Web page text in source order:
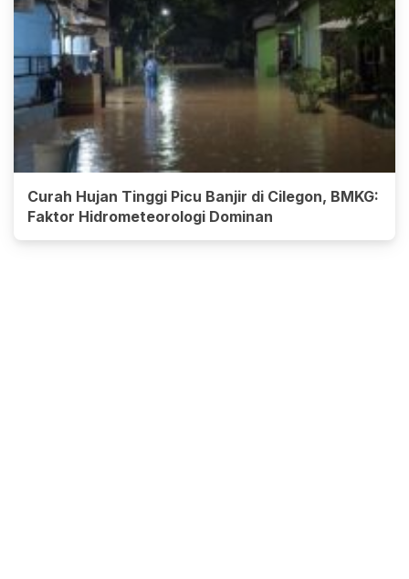
Curah Hujan Tinggi Picu Banjir di Cilegon, BMKG:
Faktor Hidrometeorologi Dominan